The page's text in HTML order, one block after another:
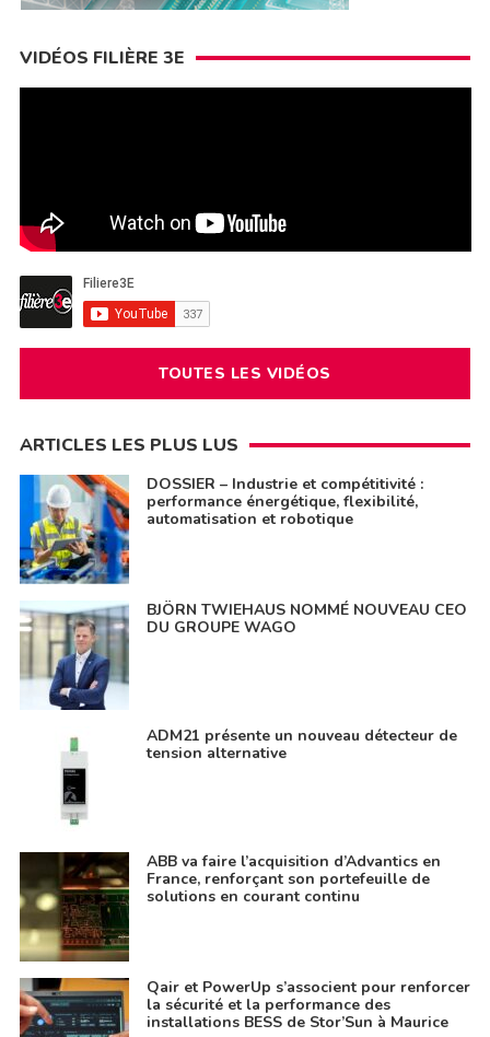
VIDÉOS FILIÈRE 3E
TOUTES LES VIDÉOS
ARTICLES LES PLUS LUS
DOSSIER – Industrie et compétitivité :
performance énergétique, flexibilité,
automatisation et robotique
BJÖRN TWIEHAUS NOMMÉ NOUVEAU CEO
DU GROUPE WAGO
ADM21 présente un nouveau détecteur de
tension alternative
ABB va faire l’acquisition d’Advantics en
France, renforçant son portefeuille de
solutions en courant continu
Qair et PowerUp s’associent pour renforcer
la sécurité et la performance des
installations BESS de Stor’Sun à Maurice